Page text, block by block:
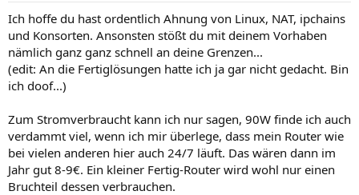
Ich hoffe du hast ordentlich Ahnung von Linux, NAT, ipchains
und Konsorten. Ansonsten stößt du mit deinem Vorhaben
nämlich ganz ganz schnell an deine Grenzen...
(edit: An die Fertiglösungen hatte ich ja gar nicht gedacht. Bin
ich doof...)
Zum Stromverbraucht kann ich nur sagen, 90W finde ich auch
verdammt viel, wenn ich mir überlege, dass mein Router wie
bei vielen anderen hier auch 24/7 läuft. Das wären dann im
Jahr gut 8-9€. Ein kleiner Fertig-Router wird wohl nur einen
Bruchteil dessen verbrauchen.